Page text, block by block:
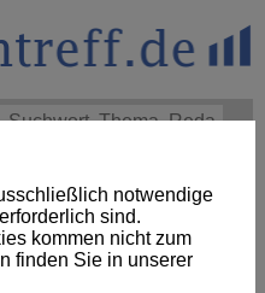
notwendige
sind.
kommen nicht zum
finden Sie in unserer
bei Fastly:
sinken, doch Aktie fällt